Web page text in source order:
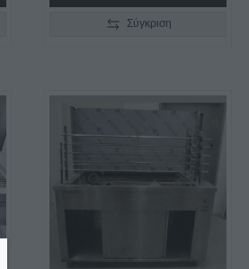
Σύγκριση